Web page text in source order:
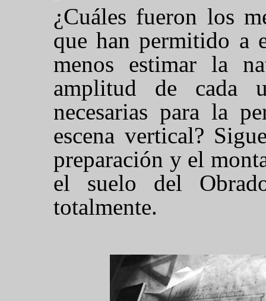
¿Cuáles fueron los
que han permitido a
menos estimar la
amplitud de cada
necesarias para la
escena vertical?
preparación y el
el suelo del
totalmente.